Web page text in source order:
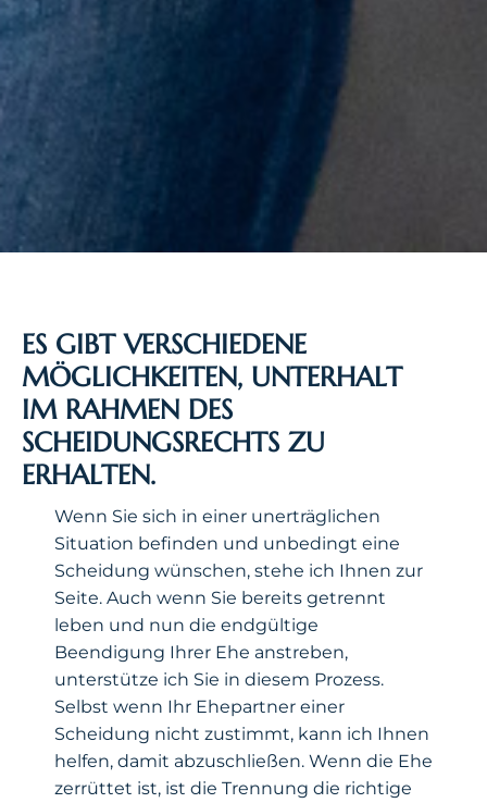
ES GIBT VERSCHIEDENE
MÖGLICHKEITEN, UNTERHALT
IM RAHMEN DES
SCHEIDUNGSRECHTS ZU
ERHALTEN.
Wenn Sie sich in einer unerträglichen
Situation befinden und unbedingt eine
Scheidung wünschen, stehe ich Ihnen zur
Seite. Auch wenn Sie bereits getrennt
leben und nun die endgültige
Beendigung Ihrer Ehe anstreben,
unterstütze ich Sie in diesem Prozess.
Selbst wenn Ihr Ehepartner einer
Scheidung nicht zustimmt, kann ich Ihnen
helfen, damit abzuschließen. Wenn die Ehe
zerrüttet ist, ist die Trennung die richtige